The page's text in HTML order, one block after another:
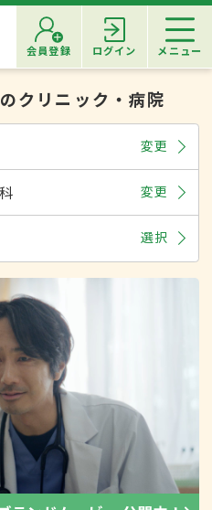
会員登録 ログイン メニュー
のクリニック・病院
変更
変更
選択